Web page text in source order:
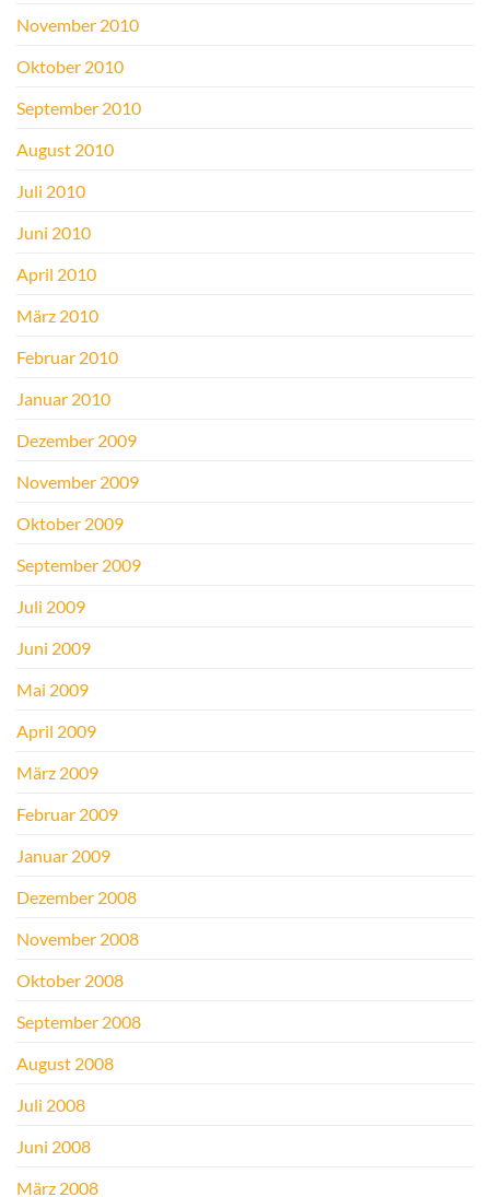
November 2010
Oktober 2010
September 2010
August 2010
Juli 2010
Juni 2010
April 2010
März 2010
Februar 2010
Januar 2010
Dezember 2009
November 2009
Oktober 2009
September 2009
Juli 2009
Juni 2009
Mai 2009
April 2009
März 2009
Februar 2009
Januar 2009
Dezember 2008
November 2008
Oktober 2008
September 2008
August 2008
Juli 2008
Juni 2008
März 2008